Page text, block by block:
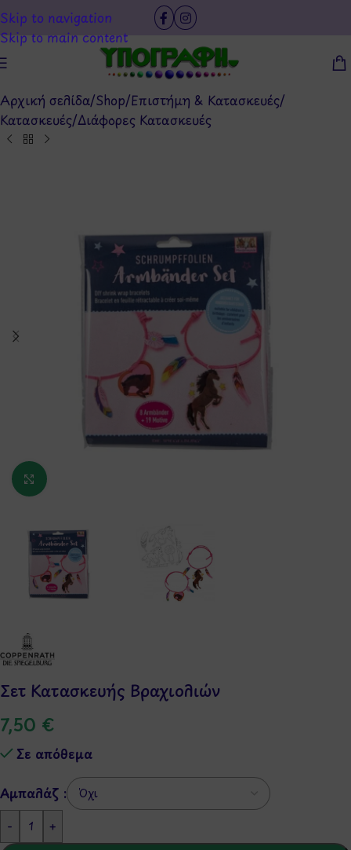
Skip to navigation
Skip to main content
Αρχική σελίδα/Shop/Επιστήμη & Κατασκευές/
Κατασκευές/Διάφορες Κατασκευές
Κάντε κλικ για μεγέθυνση
Σετ Κατασκευής Βραχιολιών
7,50 €
Σε απόθεμα
Αμπαλάζ :
-
+